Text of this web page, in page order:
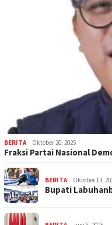
BERITA Oktober 20, 2025
Fraksi Partai Nasional
BERITA Oktober 13,
Bupati